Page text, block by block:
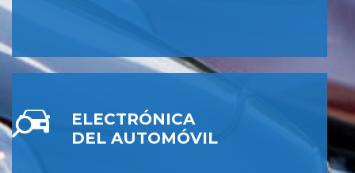
ELECTRÓNICA
DEL AUTOMÓVIL